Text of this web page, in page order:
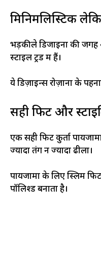
मिनिमलिस्टिक
भड़कीले डिजाइनों की
स्टाइल ट्रेंड में हैं।
ये डिज़ाइन्स रोज़ाना के
सही फिट और
एक सही फिट कुर्ता
ज्यादा तंग न ज्यादा ढीला।
पायजामा के लिए स्लिम
पॉलिश्ड बनाता है।